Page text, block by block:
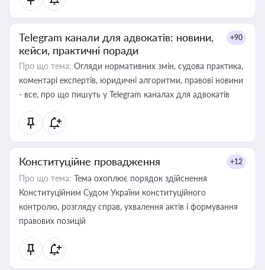
Telegram канали для адвокатів: новини,
кейси, практичні поради
+90
Про що тема: Огляди нормативних змін, судова практика,
коментарі експертів, юридичні алгоритми, правові новини
- все, про що пишуть у Telegram каналах для адвокатів
Конституційне провадження +12
Про що тема: Тема охоплює порядок здійснення
Конституційним Судом України конституційного
контролю, розгляду справ, ухвалення актів і формування
правових позицій